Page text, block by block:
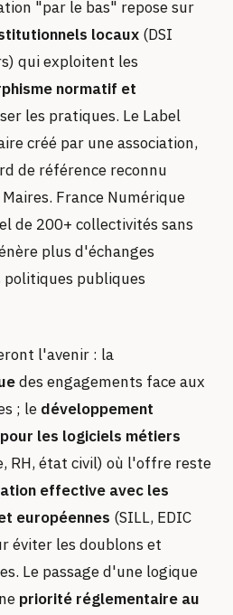
"par le bas" repose sur
locaux (DSI
qui exploitent les
normatif et
les pratiques. Le Label
créé par une association,
de référence reconnu
France Numérique
de 200+ collectivités sans
plus d'échanges
politiques publiques
l'avenir : la
des engagements face aux
; le développement
les logiciels métiers
RH, état civil) où l'offre reste
effective avec les
européennes (SILL, EDIC
éviter les doublons et
Le passage d'une logique
priorité réglementaire au